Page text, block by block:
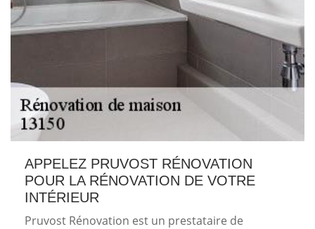
APPELEZ PRUVOST RÉNOVATION
POUR LA RÉNOVATION DE VOTRE
INTÉRIEUR
Pruvost Rénovation est un prestataire de